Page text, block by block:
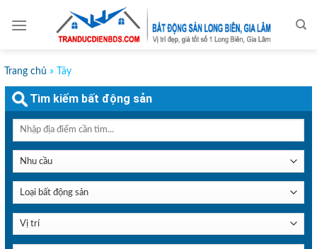
Trang chủ » Tây
Tìm kiếm bất động sản